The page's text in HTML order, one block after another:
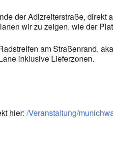
der Adlzreiterstraße, direkt
wir zu zeigen, wie der
am Straßenrand,
inklusive Lieferzonen.
hier: /Veranstaltung/